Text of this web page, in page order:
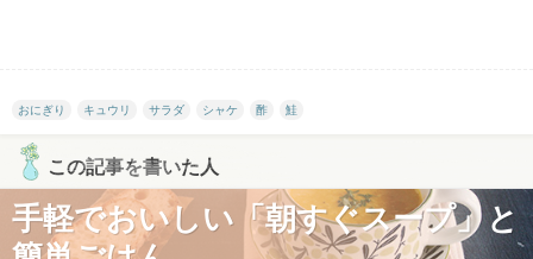
おにぎり キュウリ サラダ シャケ 酢 鮭
この記事を書いた人
手軽でおいしい「朝すぐスープ」と